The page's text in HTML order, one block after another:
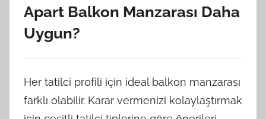
Apart Balkon Manzarası Daha
Uygun?
Her tatilci profili için ideal balkon manzarası
farklı olabilir. Karar vermenizi kolaylaştırmak